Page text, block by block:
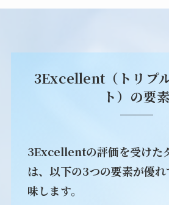
3Excellent（トリプ
ト）の要素
3Excellentの評価を受けた
は、以下の3つの要素が優
味します。